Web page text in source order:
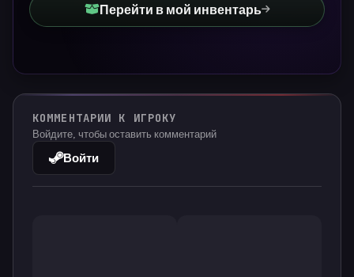
Перейти в мой инвентарь
КОММЕНТАРИИ К ИГРОКУ
Войдите, чтобы оставить комментарий
Войти